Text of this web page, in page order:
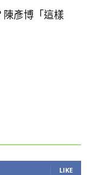
陳彥博「這樣
LIKE